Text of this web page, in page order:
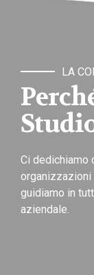
LA
Ci dedichiamo
guidiamo in
aziendale.